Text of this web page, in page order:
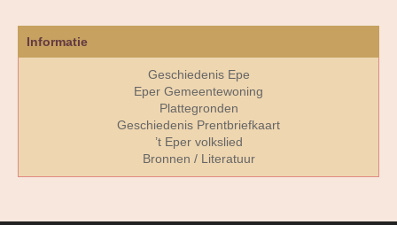
Informatie
Geschiedenis Epe
Eper Gemeentewoning
Plattegronden
Geschiedenis Prentbriefkaart
’t Eper volkslied
Bronnen / Literatuur